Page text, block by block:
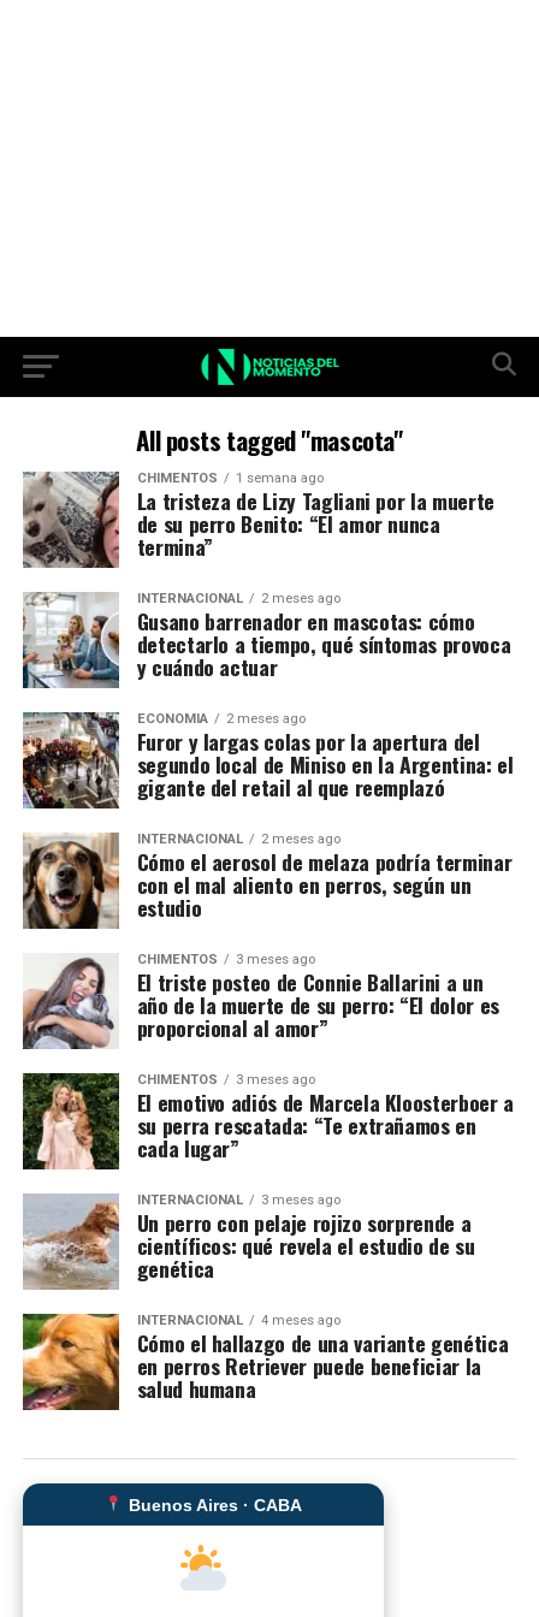
All posts tagged "mascota"
CHIMENTOS 1 semana ago
La tristeza de Lizy Tagliani por la muerte
de su perro Benito: “El amor nunca
termina”
INTERNACIONAL 2 meses ago
Gusano barrenador en mascotas: cómo
detectarlo a tiempo, qué síntomas provoca
y cuándo actuar
ECONOMIA 2 meses ago
Furor y largas colas por la apertura del
segundo local de Miniso en la Argentina: el
gigante del retail al que reemplazó
INTERNACIONAL 2 meses ago
Cómo el aerosol de melaza podría terminar
con el mal aliento en perros, según un
estudio
CHIMENTOS 3 meses ago
El triste posteo de Connie Ballarini a un
año de la muerte de su perro: “El dolor es
proporcional al amor”
CHIMENTOS 3 meses ago
El emotivo adiós de Marcela Kloosterboer a
su perra rescatada: “Te extrañamos en
cada lugar”
INTERNACIONAL 3 meses ago
Un perro con pelaje rojizo sorprende a
científicos: qué revela el estudio de su
genética
INTERNACIONAL 4 meses ago
Cómo el hallazgo de una variante genética
en perros Retriever puede beneficiar la
salud humana
Buenos Aires · CABA